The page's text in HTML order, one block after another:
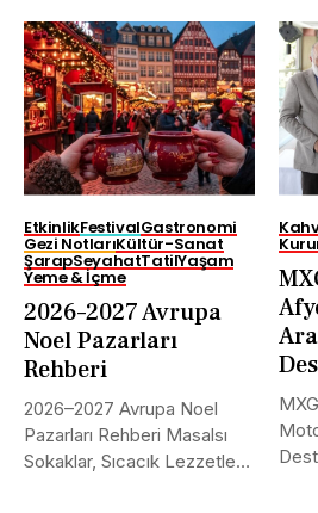
EtkinlikFestivalGastronomi
Gezi NotlarıKültür-Sanat
ŞarapSeyahatTatilYaşam
Yeme & İçme
2026–2027 Avrupa
Noel Pazarları
Rehberi
2026–2027 Avrupa Noel
Pazarları Rehberi Masalsı
Sokaklar, Sıcacık Lezzetler